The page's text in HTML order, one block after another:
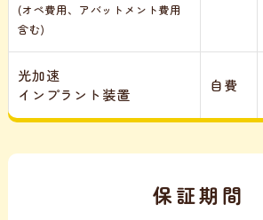
(オペ費用、アバットメント費用
含む)
光加速
インプラント装置
自費
保証期間